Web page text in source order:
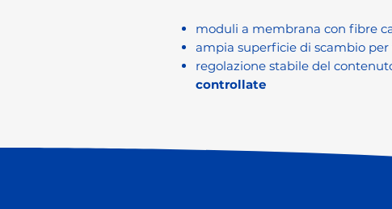
moduli a membrana con fibre
ampia superficie di scambio
regolazione stabile del
controllate